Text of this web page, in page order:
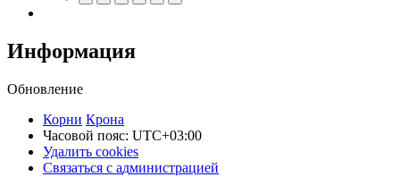
Информация
Обновление
Корни Крона
Часовой пояс: UTC+03:00
Удалить cookies
Связаться
Связаться с администрацией